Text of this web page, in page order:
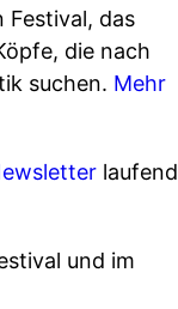
Festival, das
die nach
suchen. Mehr
laufend
und im